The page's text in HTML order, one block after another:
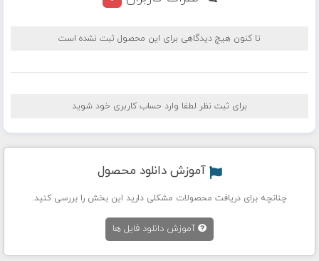
تا کنون هیچ دیدگاهی برای این محصول ثبت نشده است
برای ثبت نظر لطفا وارد حساب کاربری خود شوید
آموزش دانلود محصول
چنانچه برای دریافت محصولات مشکلی دارید این بخش را بررسی کنید.
آموزش دانلود فایل ها